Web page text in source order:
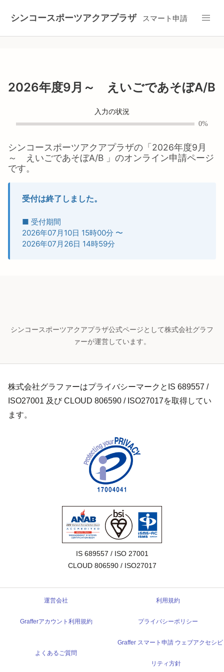
シンコースポーツアクアプラザ スマート申請
2026年度9月～ えいごであそぼA/B
入力の状況
0%
シンコースポーツアクアプラザの「 2026年度9月
～ えいごであそぼA/B 」のオンライン申請ページ
です。
受付は終了しました。
■ 受付期間
2026年07月10日 15時00分 〜
2026年07月26日 14時59分
シンコースポーツアクアプラザ公式ページとして株式会社グラフ
ァーが運営しています。
株式会社グラファーはプライバシーマークとIS 689557 /
ISO27001 及び CLOUD 806590 / ISO27017を取得してい
ます。
IS 689557 / ISO 27001
CLOUD 806590 / ISO27017
運営会社 利用規約
Grafferアカウント利用規約 プライバシーポリシー
よくあるご質問
Graffer スマート申請 ウェブアクセシビ
リティ方針